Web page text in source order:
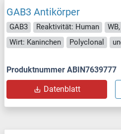
GAB3 Antikörper
GAB3 Reaktivität: Human
Wirt: Kaninchen
Polyclonal
Produktnummer ABIN7639777
Datenblatt